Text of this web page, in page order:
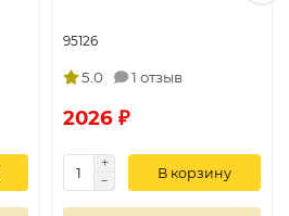
95126
5.0 1 отзыв
2026 ₽
В корзину